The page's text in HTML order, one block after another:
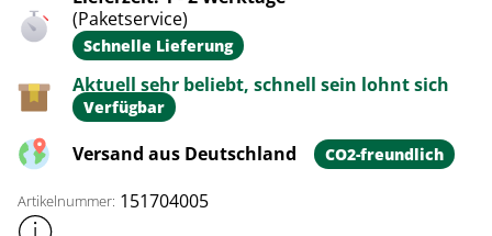
(Paketservice)
Schnelle Lieferung
Aktuell sehr beliebt, schnell sein lohnt sich
Verfügbar
Versand aus Deutschland CO2-freundlich
Artikelnummer: 151704005
Weitere Produktinformationen anzeigen